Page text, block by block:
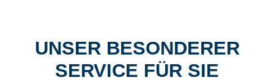
UNSER BESONDERER
SERVICE FÜR SIE